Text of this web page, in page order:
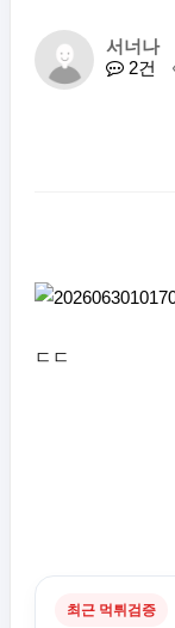
서너나
2건
ㄷㄷ
최근 먹튀검증